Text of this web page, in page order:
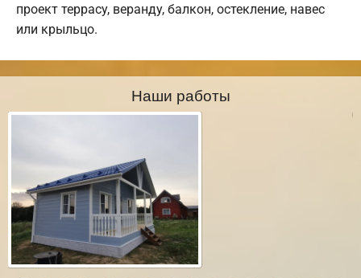
проект террасу, веранду, балкон, остекление, навес
или крыльцо.
Наши работы